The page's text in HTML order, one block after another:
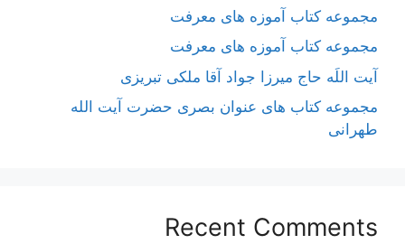
مجموعه کتاب آموزه های معرفت
مجموعه کتاب آموزه های معرفت
آیت اللَه حاج میرزا جواد آقا ملکی تبریزی
مجموعه کتاب های عنوان بصری حضرت آیت الله
طهرانی
Recent Comments